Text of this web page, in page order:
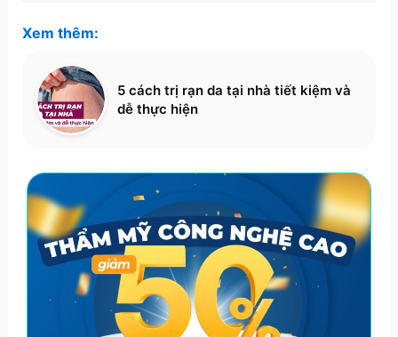
Xem thêm:
5 cách trị rạn da tại nhà tiết kiệm và
dễ thực hiện